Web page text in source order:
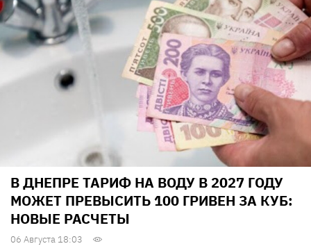
В ДНЕПРЕ ТАРИФ НА ВОДУ В 2027 ГОДУ
МОЖЕТ ПРЕВЫСИТЬ 100 ГРИВЕН ЗА КУБ:
НОВЫЕ РАСЧЕТЫ
06 Августа 18:03